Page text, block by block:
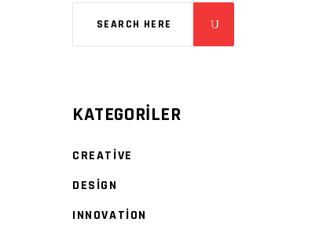
KATEGORILER
CREATIVE
DESIGN
INNOVATION